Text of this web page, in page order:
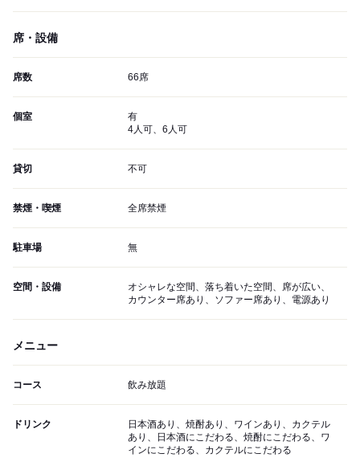
席・設備
席数 66席
個室
有
4人可、6人可
貸切 不可
禁煙・喫煙 全席禁煙
駐車場 無
空間・設備
オシャレな空間、落ち着いた空間、席が広い、
カウンター席あり、ソファー席あり、電源あり
メニュー
コース 飲み放題
ドリンク
日本酒あり、焼酎あり、ワインあり、カクテル
あり、日本酒にこだわる、焼酎にこだわる、ワ
インにこだわる、カクテルにこだわる